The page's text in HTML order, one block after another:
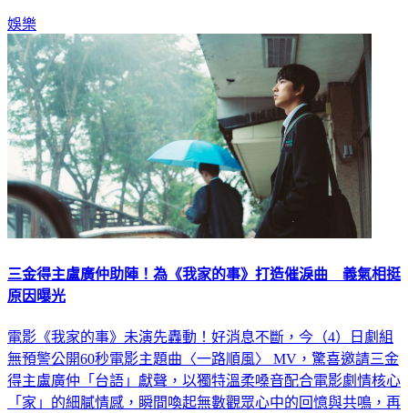
娛樂
三金得主盧廣仲助陣！為《我家的事》打造催淚曲 義氣相挺
原因曝光
電影《我家的事》未演先轟動！好消息不斷，今（4）日劇組
無預警公開60秒電影主題曲〈一路順風〉 MV，驚喜邀請三金
得主盧廣仲「台語」獻聲，以獨特溫柔嗓音配合電影劇情核心
「家」的細膩情感，瞬間喚起無數觀眾心中的回憶與共鳴，再